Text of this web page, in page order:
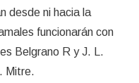
desde ni hacia la
funcionarán con
Belgrano R y J. L.
Mitre.